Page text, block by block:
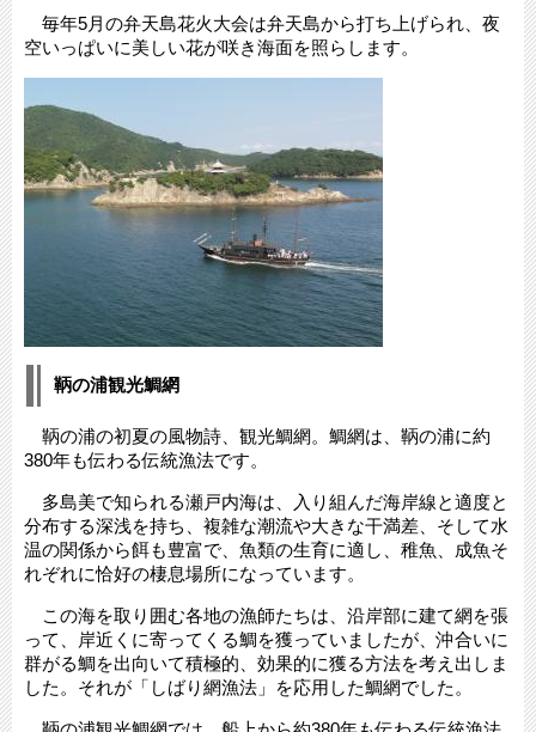
毎年5月の弁天島花火大会は弁天島から打ち上げられ、夜
空いっぱいに美しい花が咲き海面を照らします。
鞆の浦観光鯛網
鞆の浦の初夏の風物詩、観光鯛網。鯛網は、鞆の浦に約
380年も伝わる伝統漁法です。
多島美で知られる瀬戸内海は、入り組んだ海岸線と適度と
分布する深浅を持ち、複雑な潮流や大きな干満差、そして水
温の関係から餌も豊富で、魚類の生育に適し、稚魚、成魚そ
れぞれに恰好の棲息場所になっています。
この海を取り囲む各地の漁師たちは、沿岸部に建て網を張
って、岸近くに寄ってくる鯛を獲っていましたが、沖合いに
群がる鯛を出向いて積極的、効果的に獲る方法を考え出しま
した。それが「しばり網漁法」を応用した鯛網でした。